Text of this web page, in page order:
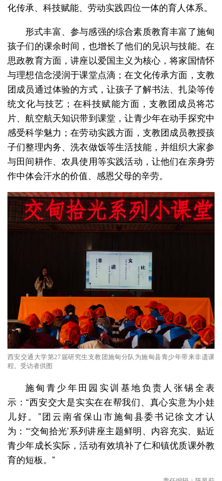
化传承、科技赋能、劳动实践四位一体的育人体系。
形式丰富、参与感强的综合素质教育丰富了施甸
孩子们的课余时间，也增长了他们的见识与技能。在
思政教育方面，讲座以爱国主义为核心，将家国情怀
与理想信念浸润于课堂点滴；在文化传承方面，支教
团成员通过体验的方式，让孩子了解书法、扎染等传
统文化与技艺；在科技赋能方面，支教团成员将芯
片、航空航天知识带到课堂，让青少年在动手探究中
感受科学魅力；在劳动实践方面，支教团成员教授孩
子们整理内务、洗衣做饭等生活技能，并组织大家参
与田间耕作、农具使用等实践活动，让他们在亲身劳
作中体会汗水的价值、感恩父母的辛劳。
西安交通大学第27届研究生支教团施甸分队为施甸县青少年带来非遗课
程。受访者供图
施甸青少年田园实训基地负责人张锡全表
示：“西安交大是实实在在帮我们、真心实意为小娃
儿好。”团云南省保山市施甸县委书记徐文才认
为：“‘交甸拾光’系列讲座主题鲜明、内容充实、贴近
青少年成长实际，活动有效填补了仁和镇优质课外教
育的短板。”